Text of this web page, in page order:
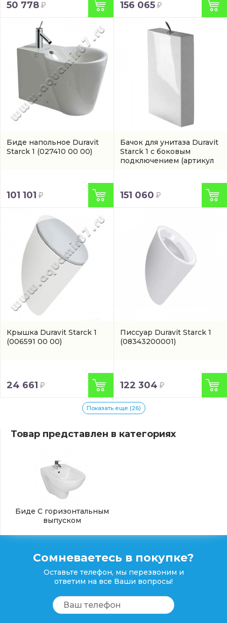
50 778 156 065
Биде напольное Duravit
Starck 1 (027410 00 00)
101 101
Бачок для унитаза Duravit
Starck 1 с боковым
подключением (артикул
151 060
Крышка Duravit Starck 1
(006591 00 00)
24 661
Писсуар Duravit Starck 1
(08343200001)
122 304
Показать еще (26)
Товар представлен в категориях
Биде С горизонтальным
выпуском
Сомневаетесь в покупке?
Оставьте телефон, мы перезвоним и
ответим на все Ваши вопросы!